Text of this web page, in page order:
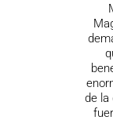
de la